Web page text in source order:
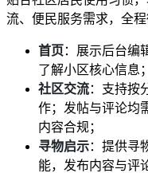
流、便民服务需求，全程
首页 ：展示后台编
了解小区核心信息；
社区交流：支持按
作；发帖与评论均
内容合规；
寻物启示：提供寻
能，发布内容与评